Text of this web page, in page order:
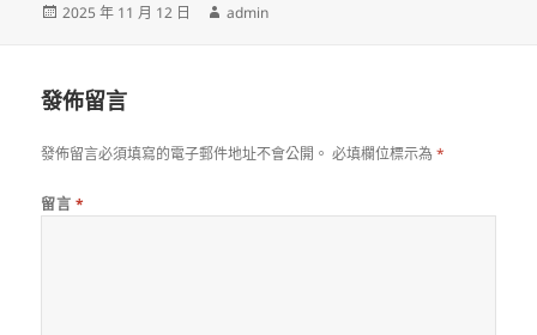
發
2025 年 11 月 12 日
作
admin
發佈留言
發佈留言必須填寫的電子郵件地址不會公開。 必填欄位標示為*
留言 *